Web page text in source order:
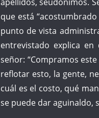
que está
punto de vista
entrevistado explica
señor: “Compramos
reflotar esto, la gente,
cuál es el costo, qué
se puede dar aguinaldo,